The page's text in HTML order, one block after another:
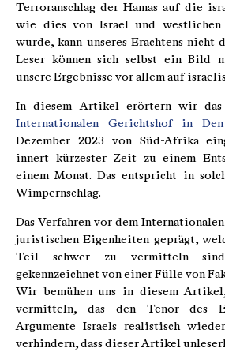
Terroranschlag der Hamas auf die
wie dies von Israel und
wurde, kann unseres Erachtens nicht
Leser können sich selbst ein Bild
unsere Ergebnisse vor allem auf
In diesem Artikel erörtern wir das
Internationalen Gerichtshof in
Dezember 2023 von Süd-Afrika
innert kürzester Zeit zu einem
einem Monat. Das entspricht in
Wimpernschlag.
Das Verfahren vor dem
juristischen Eigenheiten geprägt,
Teil schwer zu vermitteln
gekennzeichnet von einer Fülle von
Wir bemühen uns in diesem
vermitteln, das den Tenor des
Argumente Israels realistisch
verhindern, dass dieser Artikel